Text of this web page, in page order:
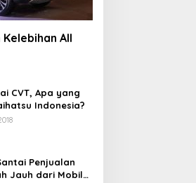
All
CVT, Apa yang
Indonesia?
Penjualan
Jauh dari Mobil